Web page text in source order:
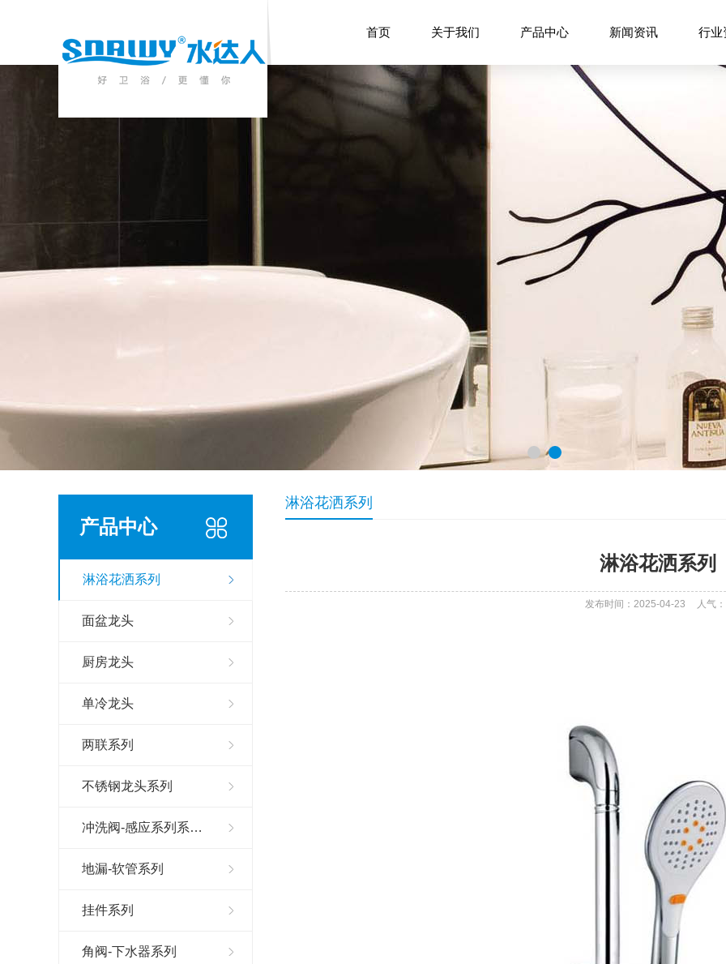
首页 关于我们 产品中心 新闻资讯 行业
产品中心
淋浴花洒系列
面盆龙头
厨房龙头
单冷龙头
两联系列
不锈钢龙头系列
冲洗阀-感应系列系…
地漏-软管系列
挂件系列
角阀-下水器系列
淋浴花洒系列
淋浴花洒系列
发布时间：2025-04-23 人气：